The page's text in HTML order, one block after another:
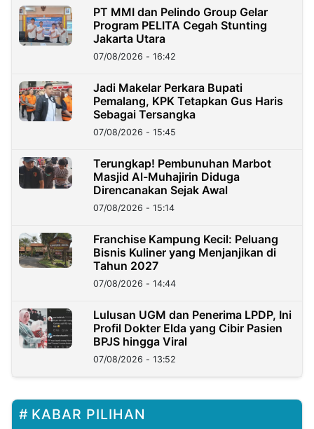
PT MMI dan Pelindo Group Gelar
Program PELITA Cegah Stunting
Jakarta Utara
07/08/2026 - 16:42
Jadi Makelar Perkara Bupati
Pemalang, KPK Tetapkan Gus Haris
Sebagai Tersangka
07/08/2026 - 15:45
Terungkap! Pembunuhan Marbot
Masjid Al-Muhajirin Diduga
Direncanakan Sejak Awal
07/08/2026 - 15:14
Franchise Kampung Kecil: Peluang
Bisnis Kuliner yang Menjanjikan di
Tahun 2027
07/08/2026 - 14:44
Lulusan UGM dan Penerima LPDP, Ini
Profil Dokter Elda yang Cibir Pasien
BPJS hingga Viral
07/08/2026 - 13:52
KABAR PILIHAN